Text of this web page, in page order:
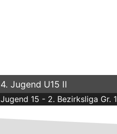
4. Jugend U15 II
Jugend 15 - 2. Bezirksliga Gr. 1